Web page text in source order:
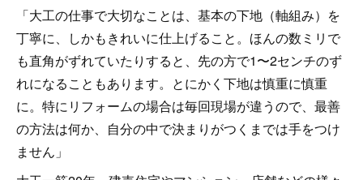
「大工の仕事で大切なことは、基本の下地（軸組み）を
丁寧に、しかもきれいに仕上げること。ほんの数ミリで
も直角がずれていたりすると、先の方で1〜2センチのず
れになることもあります。とにかく下地は慎重に慎重
に。特にリフォームの場合は毎回現場が違うので、最善
の方法は何か、自分の中で決まりがつくまでは手をつけ
ません」